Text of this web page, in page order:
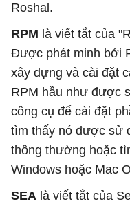
Roshal.
RPM là viết tắt của
Được phát minh bởi
xây dựng và cài đặt
RPM hầu như được
công cụ để cài đặt
tìm thấy nó được sử
thông thường hoặc
Windows hoặc Mac
SEA là viết tắt của